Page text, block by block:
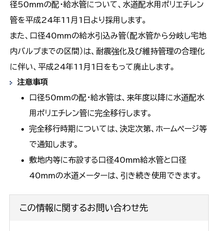
径50mmの配・給水管について、水道配水用ポリエチレン
管を平成24年11月1日より採用します。
また、口径40mmの給水引込み管（配水管から分岐し宅地
内バルブまでの区間）は、耐震強化及び維持管理の合理化
に伴い、平成24年11月1日をもって廃止します。
注意事項
口径50mmの配・給水管は、来年度以降に水道配水
用ポリエチレン管に完全移行します。
完全移行時期については、決定次第、ホームページ等
で通知します。
敷地内等に布設する口径40mm給水管と口径
40mmの水道メーターは、引き続き使用できます。
この情報に関するお問い合わせ先